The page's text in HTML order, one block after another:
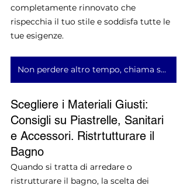
completamente rinnovato che
rispecchia il tuo stile e soddisfa tutte le
tue esigenze.
Non perdere altro tempo, chiama subito l'impresa
Scegliere i Materiali Giusti:
Consigli su Piastrelle, Sanitari
e Accessori. Ristrtutturare il
Bagno
Quando si tratta di arredare o
ristrutturare il bagno, la scelta dei